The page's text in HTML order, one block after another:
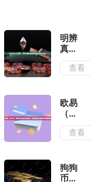
明辨
真
伪，
安全
全方
位指
南教
你如
何查
币合
约地
查看
欧易
（OKX
如何
提现
宝？
完整
查看
狗狗
币持